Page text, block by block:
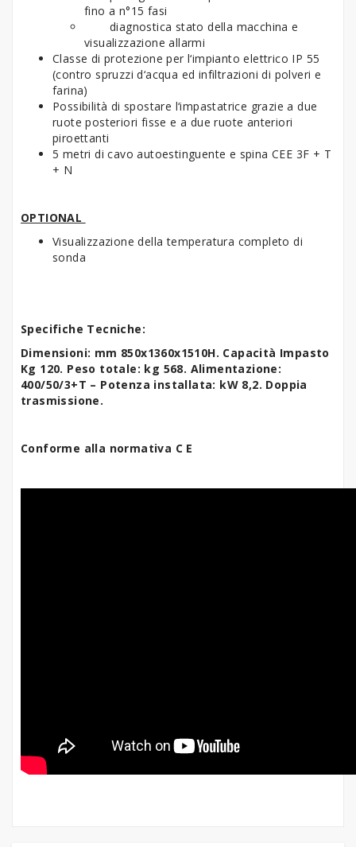
fino a n°15 fasi
diagnostica stato della macchina e
visualizzazione allarmi
Classe di protezione per l‘impianto elettrico IP 55
(contro spruzzi d‘acqua ed infiltrazioni di polveri e
farina)
Possibilità di spostare l‘impastatrice grazie a due
ruote posteriori fisse e a due ruote anteriori
piroettanti
5 metri di cavo autoestinguente e spina CEE 3F + T
+ N
OPTIONAL
Visualizzazione della temperatura completo di
sonda
Specifiche Tecniche:
Dimensioni: mm 850x1360x1510H. Capacità Impasto
Kg 120. Peso totale: kg 568. Alimentazione:
400/50/3+T – Potenza installata: kW 8,2. Doppia
trasmissione.
Conforme alla normativa C E